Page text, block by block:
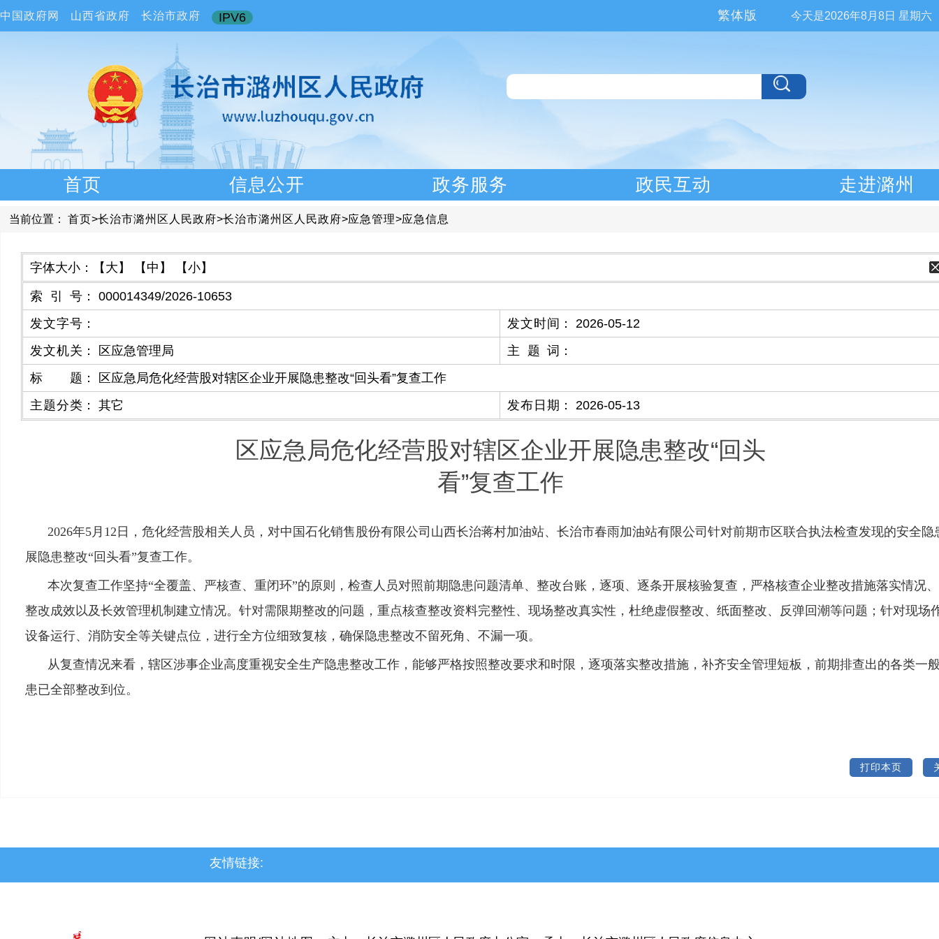
中国政府网 山西省政府 长治市政府 IPV6 今天是2026年8月8日 星期六
繁体版
首页 信息公开 政务服务 政民互动 走进潞州
当前位置： 首页>长治市潞州区人民政府>长治市潞州区人民政府>应急管理>应急信息
字体大小： 【大】 【中】 【小】
索引号 ：
000014349/2026-10653
发文字号 ： 发文时间 ：
2026-05-12
发文机关 ： 区应急管理局 主题词 ：
标题 ：
区应急局危化经营股对辖区企业开展隐患整改“回头看”复查工作
主题分类 ： 其它 发布日期 ： 2026-05-13
区应急局危化经营股对辖区企业开展隐患整改“回头
看”复查工作
2026年5月12日，危化经营股相关人员，对中国石化销售股份有限公司山西长治蒋村加油站、长治市春雨加油站有限公司针对前期市区联合执法检查发现的安全隐
展隐患整改“回头看”复查工作。
本次复查工作坚持“全覆盖、严核查、重闭环”的原则，检查人员对照前期隐患问题清单、整改台账，逐项、逐条开展核验复查，严格核查企业整改措施落实情况
整改成效以及长效管理机制建立情况。针对需限期整改的问题，重点核查整改资料完整性、现场整改真实性，杜绝虚假整改、纸面整改、反弹回潮等问题；针对现场
设备运行、消防安全等关键点位，进行全方位细致复核，确保隐患整改不留死角、不漏一项。
从复查情况来看，辖区涉事企业高度重视安全生产隐患整改工作，能够严格按照整改要求和时限，逐项落实整改措施，补齐安全管理短板，前期排查出的各类一
患已全部整改到位。
打印本页
友情链接: